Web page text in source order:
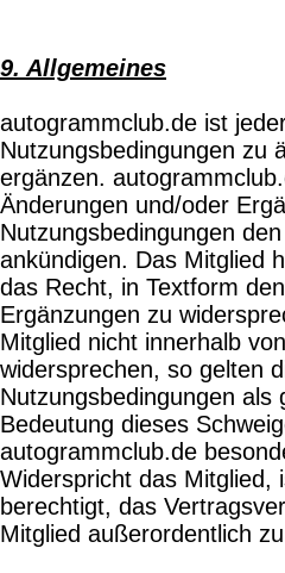
9. Allgemeines
autogrammclub.de ist
Nutzungsbedingungen zu
ergänzen.
Änderungen und/oder
Nutzungsbedingungen
ankündigen. Das Mitglied
das Recht, in Textform
Ergänzungen zu
Mitglied nicht innerhalb
widersprechen, so gelten
Nutzungsbedingungen als
Bedeutung dieses
autogrammclub.de
Widerspricht das Mitglied,
berechtigt, das
Mitglied außerordentlich